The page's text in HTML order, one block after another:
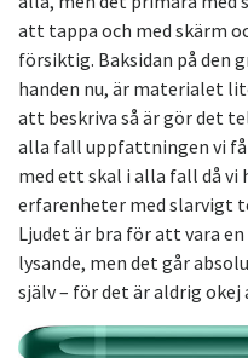
att tappa och med skärm
försiktig. Baksidan på den
handen nu, är materialet
att beskriva så är gör det
alla fall uppfattningen vi
med ett skal i alla fall då
erfarenheter med slarvigt
Ljudet är bra för att vara
lysande, men det går
själv – för det är aldrig